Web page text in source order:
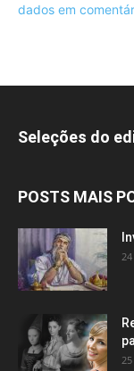
dados em
Seleções do
POSTS MAIS